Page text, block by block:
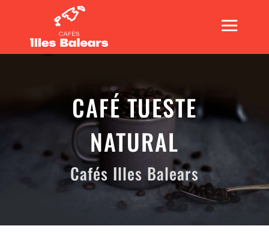
CAFÉ TUESTE
NATURAL
Cafés Illes Balears